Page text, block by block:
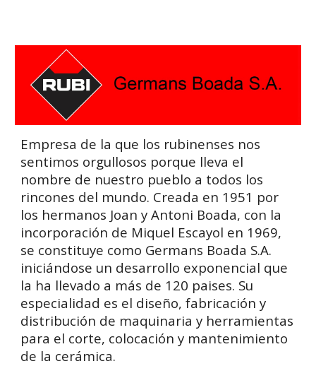
Empresa de la que los rubinenses nos
sentimos orgullosos porque lleva el
nombre de nuestro pueblo a todos los
rincones del mundo. Creada en 1951 por
los hermanos Joan y Antoni Boada, con la
incorporación de Miquel Escayol en 1969,
se constituye como Germans Boada S.A.
iniciándose un desarrollo exponencial que
la ha llevado a más de 120 paises. Su
especialidad es el diseño, fabricación y
distribución de maquinaria y herramientas
para el corte, colocación y mantenimiento
de la cerámica.